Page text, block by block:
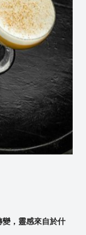
變，靈感來自於什